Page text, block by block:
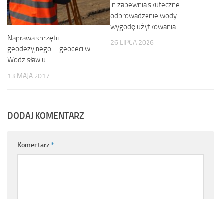
Naprawa sprzętu
geodezyjnego – geodeci w
Wodzisławiu
13 MAJA 2017
in zapewnia skuteczne
odprowadzenie wody i
wygodę użytkowania
26 LIPCA 2026
DODAJ KOMENTARZ
Komentarz*